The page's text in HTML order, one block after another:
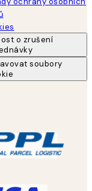
o zrušení
soubory